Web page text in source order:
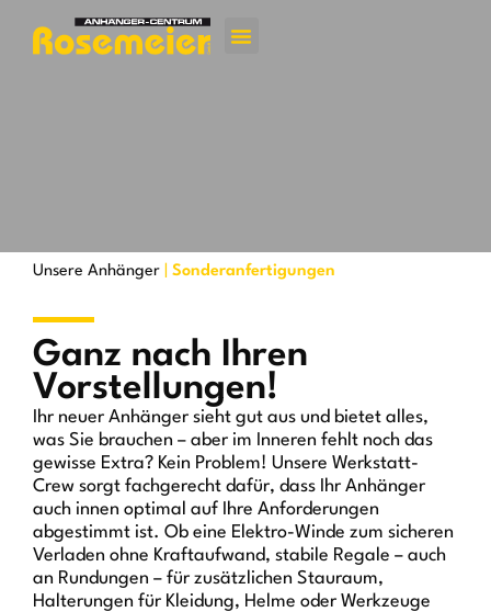
Unsere Anhänger |Sonderanfertigungen
Ganz nach Ihren
Vorstellungen!
Ihr neuer Anhänger sieht gut aus und bietet alles,
was Sie brauchen – aber im Inneren fehlt noch das
gewisse Extra? Kein Problem! Unsere Werkstatt-
Crew sorgt fachgerecht dafür, dass Ihr Anhänger
auch innen optimal auf Ihre Anforderungen
abgestimmt ist. Ob eine Elektro-Winde zum sicheren
Verladen ohne Kraftaufwand, stabile Regale – auch
an Rundungen – für zusätzlichen Stauraum,
Halterungen für Kleidung, Helme oder Werkzeuge